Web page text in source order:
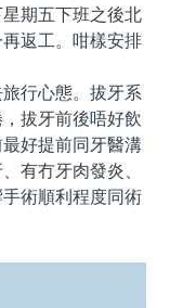
期五下班之後北
再返工。咁樣安排
行心態。拔牙系
拔牙前後唔好飲
好提前同牙醫溝
有冇牙肉發炎、
術順利程度同術